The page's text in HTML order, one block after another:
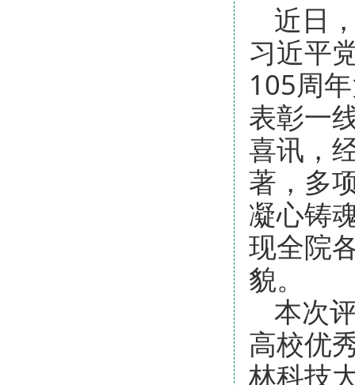
近日
习近平
105周
表彰一
喜讯，
著，多
凝心铸
现全院
貌。
本次
高校优
林科技